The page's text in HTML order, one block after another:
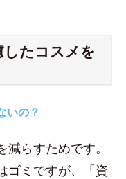
たコスメを
いの？
らすためです。
ゴミですが、「資